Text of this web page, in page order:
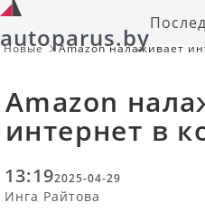
autoparus.by
Новые
Amazon налаживает
Amazon
интернет в
13:192025-04-29
Инга Райтова